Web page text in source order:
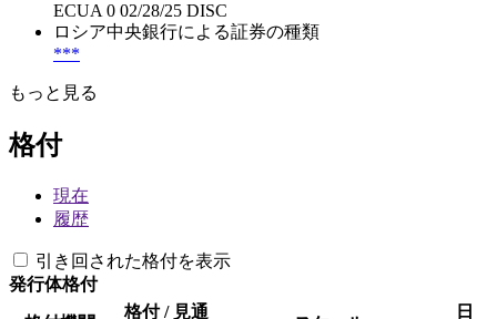
ECUA 0 02/28/25 DISC
ロシア中央銀行による証券の種類
***
もっと見る
格付
現在
履歴
引き回された格付を表示
発行体格付
格付 / 見通
日